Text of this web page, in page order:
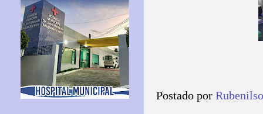
Postado por